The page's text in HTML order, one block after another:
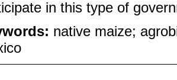
in this type of
native maize;